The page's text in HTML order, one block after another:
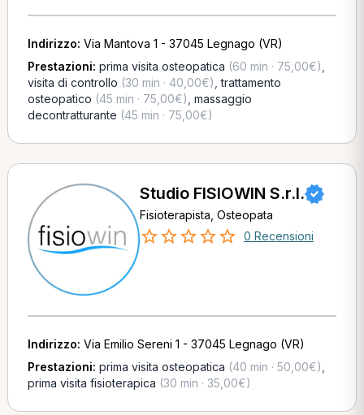
Indirizzo: Via Mantova 1 - 37045 Legnago (VR)
Prestazioni: prima visita osteopatica (60 min · 75,00€)
visita di controllo (30 min · 40,00€) ,trattamento
osteopatico (45 min · 75,00€) massaggio
decontratturante (45 min · 75,00€)
Studio FISIOWIN S.r.l.
Fisioterapista, Osteopata
0 Recensioni
Indirizzo: Via Emilio Sereni 1 - 37045 Legnago (VR)
Prestazioni: prima visita osteopatica (40 min · 50,00€)
prima visita fisioterapica (30 min · 35,00€)